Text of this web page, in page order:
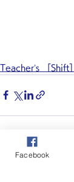
Teacher’s ［Shift］
Facebook